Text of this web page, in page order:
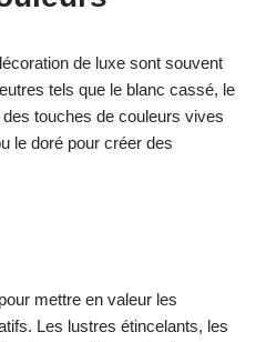
de luxe sont souvent
tels que le blanc cassé, le
touches de couleurs vives
le doré pour créer des
mettre en valeur les
Les lustres étincelants, les